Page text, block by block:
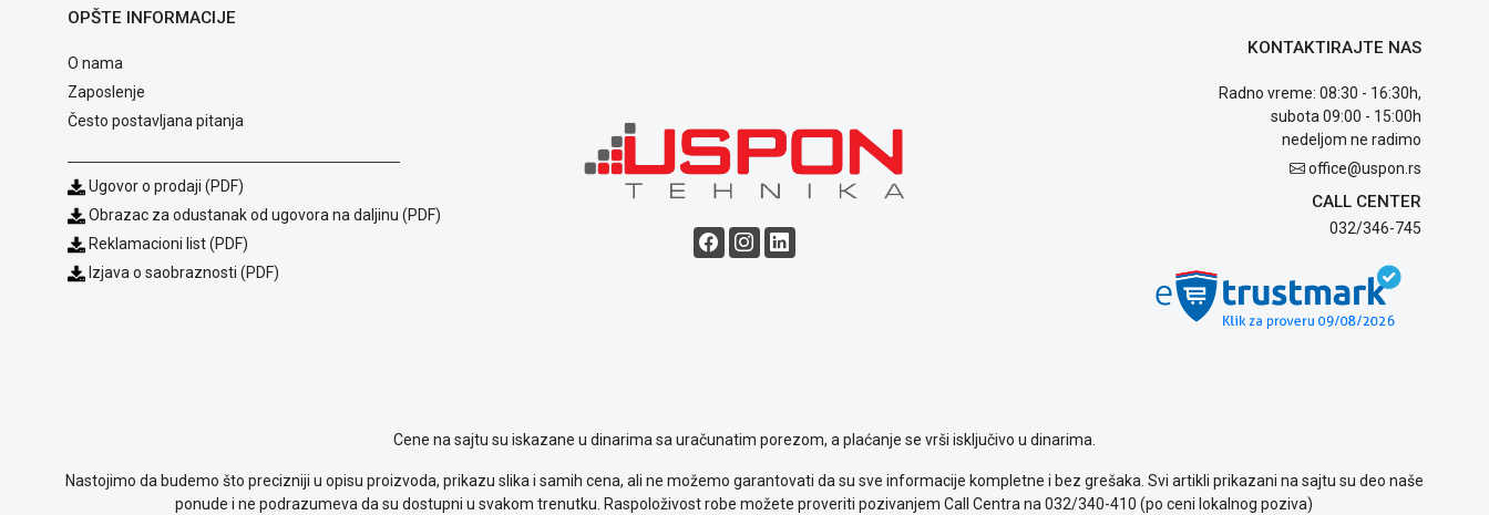
OPŠTE INFORMACIJE
O nama
Zaposlenje
Često postavljana pitanja
Ugovor o prodaji (PDF)
Obrazac za odustanak od ugovora na daljinu (PDF)
Reklamacioni list (PDF)
Izjava o saobraznosti (PDF)
KONTAKTIRAJTE NAS
Radno vreme: 08:30 - 16:30h,
subota 09:00 - 15:00h
nedeljom ne radimo
office@uspon.rs
CALL CENTER
032/346-745
Cene na sajtu su iskazane u dinarima sa uračunatim porezom, a plaćanje se vrši isključivo u dinarima.
Nastojimo da budemo što precizniji u opisu proizvoda, prikazu slika i samih cena, ali ne možemo garantovati da su sve informacije kompletne i bez grešaka. Svi artikli prikazani na sajtu su deo naše
ponude i ne podrazumeva da su dostupni u svakom trenutku. Raspoloživost robe možete proveriti pozivanjem Call Centra na 032/340-410 (po ceni lokalnog poziva)